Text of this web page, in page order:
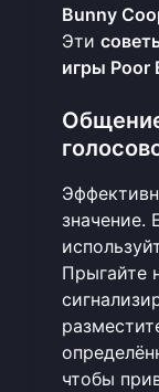
Bunny
Эти
игры Poor
значение.
Прыгайте
чтобы